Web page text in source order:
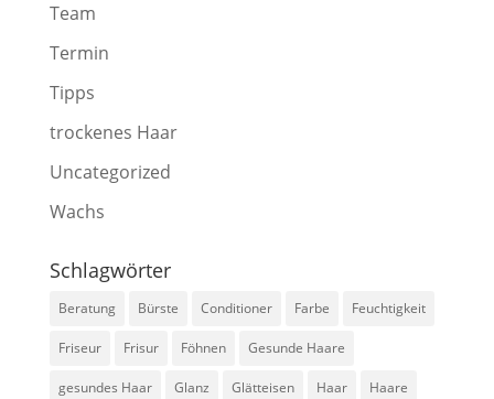
Team
Termin
Tipps
trockenes Haar
Uncategorized
Wachs
Schlagwörter
Beratung Bürste Conditioner Farbe Feuchtigkeit
Friseur Frisur Föhnen Gesunde Haare
gesundes Haar Glanz Glätteisen Haar Haare